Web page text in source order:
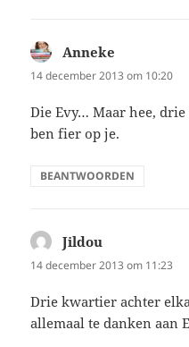
Anneke
14 december 2013 om 10:20
Die Evy… Maar hee,
ben fier op je.
BEANTWOORDEN
Jildou
14 december 2013 om 11:23
Drie kwartier achter
allemaal te danken aan